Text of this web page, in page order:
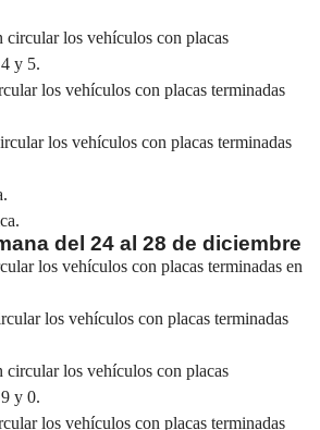
circular los vehículos con placas
y 5.
los vehículos con placas terminadas
los vehículos con placas terminadas
del 24 al 28 de diciembre
los vehículos con placas terminadas en
los vehículos con placas terminadas
circular los vehículos con placas
y 0.
los vehículos con placas terminadas